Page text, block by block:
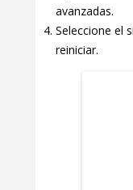
avanzadas.
Seleccione el
reiniciar.